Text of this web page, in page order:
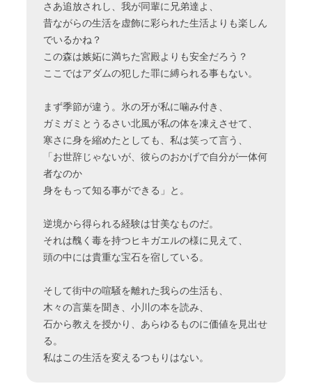
さあ追放されし、我が同輩に兄弟達よ、
昔ながらの生活を虚飾に彩られた生活よりも楽しん
でいるかね？
この森は嫉妬に満ちた宮殿よりも安全だろう？
ここではアダムの犯した罪に縛られる事もない。
まず季節が違う。氷の牙が私に噛み付き、
ガミガミとうるさい北風が私の体を凍えさせて、
寒さに身を縮めたとしても、私は笑って言う、
「お世辞じゃないが、彼らのおかげで自分が一体何
者なのか
身をもって知る事ができる」と。
逆境から得られる経験は甘美なものだ。
それは醜く毒を持つヒキガエルの様に見えて、
頭の中には貴重な宝石を宿している。
そして街中の喧騒を離れた我らの生活も、
木々の言葉を聞き、小川の本を読み、
石から教えを授かり、あらゆるものに価値を見出せ
る。
私はこの生活を変えるつもりはない。